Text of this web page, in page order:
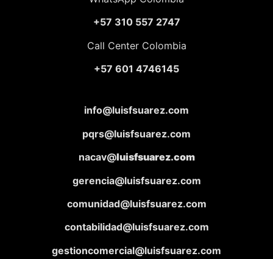
+57 310 557 2747
Call Center Colombia
+57 601 4746145
info@luisfsuarez.com
pqrs@luisfsuarez.com
nacav@luisfsuarez.com
gerencia@luisfsuarez.com
comunidad@luisfsuarez.com
contabilidad@luisfsuarez.com
gestioncomercial@luisfsuarez.com